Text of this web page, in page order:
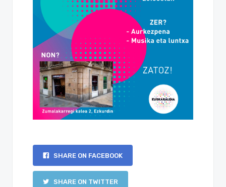
SHARE ON FACEBOOK
SHARE ON TWITTER